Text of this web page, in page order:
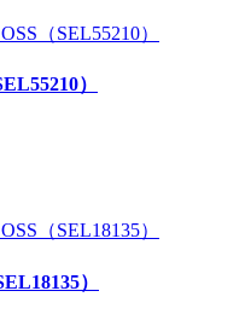
）
）